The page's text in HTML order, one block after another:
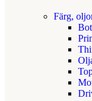
Färg,